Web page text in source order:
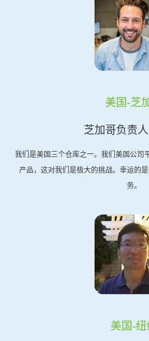
美国-芝
芝加哥负责
我们是美国三个仓库之一。我们美国公司
产品，这对我们是极大的挑战。幸运的
务。
美国-纽